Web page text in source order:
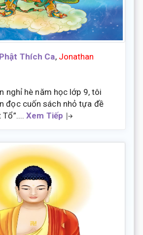
Thích Ca, Jonathan
nghỉ hè năm học lớp 9, tôi
đọc cuốn sách nhỏ tựa đề
Tổ”....Xem Tiếp